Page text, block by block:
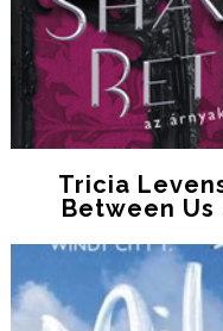
Tricia
Between Us